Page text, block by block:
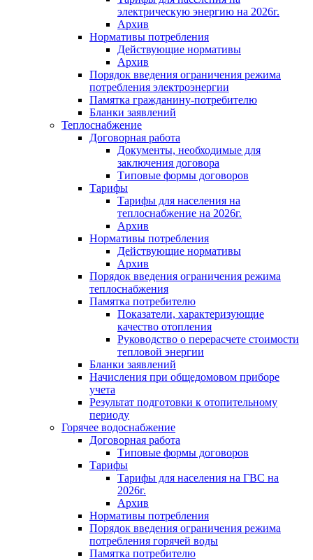
электрическую энергию на 2026г.
Архив
Нормативы потребления
Действующие нормативы
Архив
Порядок введения ограничения режима
потребления электроэнергии
Памятка гражданину-потребителю
Бланки заявлений
Теплоснабжение
Договорная работа
Документы, необходимые для
заключения договора
Типовые формы договоров
Тарифы
Тарифы для населения на
теплоснабжение на 2026г.
Архив
Нормативы потребления
Действующие нормативы
Архив
Порядок введения ограничения режима
теплоснабжения
Памятка потребителю
Показатели, характеризующие
качество отопления
Руководство о перерасчете стоимости
тепловой энергии
Бланки заявлений
Начисления при общедомовом приборе
учета
Результат подготовки к отопительному
периоду
Горячее водоснабжение
Договорная работа
Типовые формы договоров
Тарифы
Тарифы для населения на ГВС на
2026г.
Архив
Нормативы потребления
Порядок введения ограничения режима
потребления горячей воды
Памятка потребителю